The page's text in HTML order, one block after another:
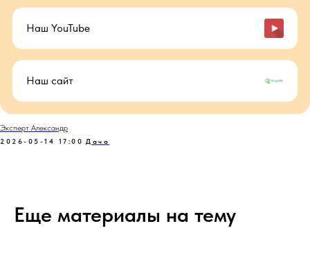
Наш YouTube
Наш сайт
Эксперт Александр
2026-05-14 17:00 Дача
Еще материалы на тему